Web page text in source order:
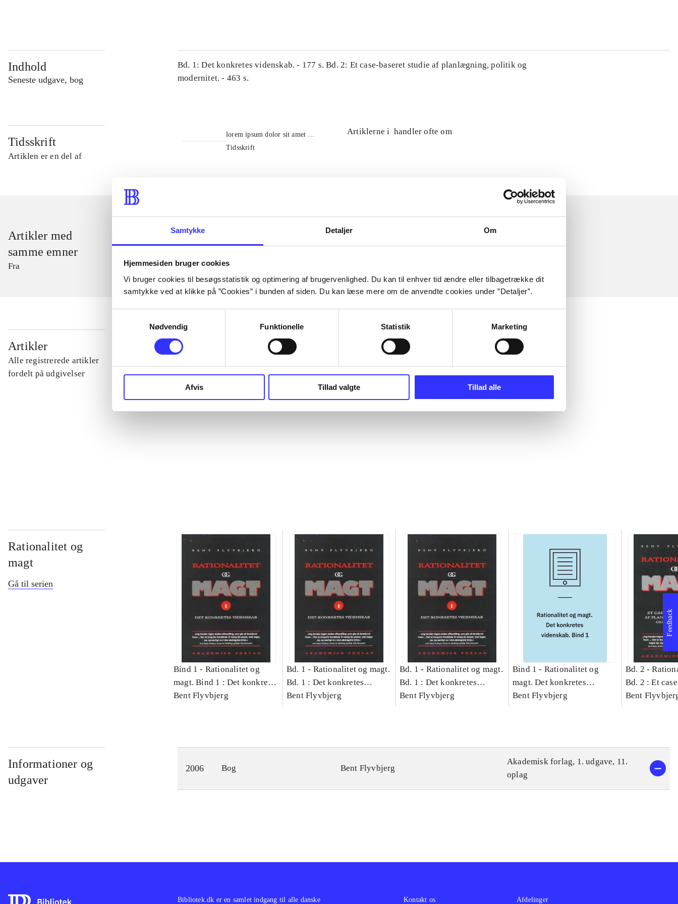
Samtykke Detaljer Om
Hjemmesiden bruger cookies
Vi bruger cookies til besøgsstatistik og optimering af brugervenlighed. Du kan til enhver tid ændre eller tilbagetrække dit
samtykke ved at klikke på ”Cookies” i bunden af siden. Du kan læse mere om de anvendte cookies under ”Detaljer”.
Nødvendig
Funktionelle Statistik Marketing
Afvis Tillad valgte Tillad alle
Indhold
Seneste udgave, bog
Bd. 1: Det konkretes videnskab. - 177 s. Bd. 2: Et case-baseret studie af planlægning, politik og
modernitet. - 463 s.
Tidsskrift
Artiklen er en del af
lorem ipsum dolor sit amet ...
Tidsskrift
Artiklerne i handler ofte om
Artikler med
samme emner
Fra
Artikler
Alle registrerede artikler
fordelt på udgivelser
...
Rationalitet og
magt
Gå til serien
Bind 1 - Rationalitet og
magt. Bind 1 : Det konkretes
videnskab
Bent Flyvbjerg
Bd. 1 - Rationalitet og magt.
Bd. 1 : Det konkretes
videnskab
Bent Flyvbjerg
Bd. 1 - Rationalitet og magt.
Bd. 1 : Det konkretes
videnskab
Bent Flyvbjerg
Bind 1 - Rationalitet og
magt. Det konkretes
videnskab. Bind 1
Bent Flyvbjerg
Bd. 2 -
Bd. 2 : Et
studie af
Bent
Informationer og
udgaver
2006 Bog Bent Flyvbjerg
Akademisk forlag, 1. udgave, 11.
oplag
Feedback
Bibliotek.dk er en samlet indgang til alle danske Kontakt os Afdelinger